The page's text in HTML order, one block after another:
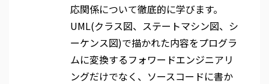
応関係について徹底的に学びます。
UML(クラス図、ステートマシン図、シ
ーケンス図)で描かれた内容をプログラ
ムに変換するフォワードエンジニアリ
ングだけでなく、ソースコードに書か